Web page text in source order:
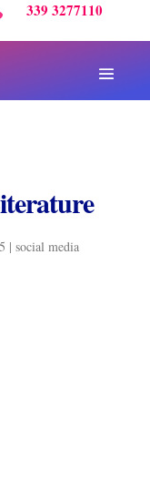
339 3277110
| social media